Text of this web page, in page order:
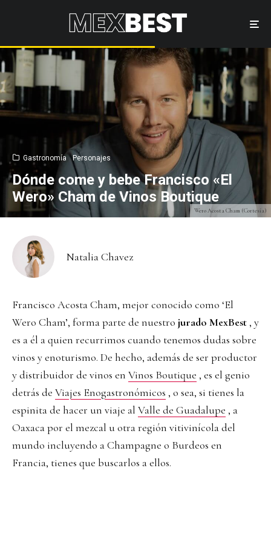
Wero Acosta Cham (Cortesía)
Gastronomía Personajes
Dónde come y bebe Francisco «El
Wero» Cham de Vinos Boutique
Natalia Chavez
Francisco Acosta Cham, mejor conocido como ‘El
Wero Cham’, forma parte de nuestro jurado MexBest , y
es a él a quien recurrimos cuando tenemos dudas sobre
vinos y enoturismo. De hecho, además de ser productor
y distribuidor de vinos en Vinos Boutique , es el genio
detrás de Viajes Enogastronómicos , o sea, si tienes la
espinita de hacer un viaje al Valle de Guadalupe , a
Oaxaca por el mezcal u otra región vitivinícola del
mundo incluyendo a Champagne o Burdeos en
Francia, tienes que buscarlos a ellos.